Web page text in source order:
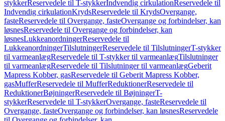
stykkerReservedele til T-stykkerIndvendig cirkulationReservedele til
Indvendig cirkulationKrydsReservedele til KrydsOvergange,
fasteReservedele til Overgange, fasteOvergange og forbindelser, kan
løsnesReservedele til Overgange og forbindelser, kan
løsnesLukkeanordningerReservedele til
LukkeanordningerTilslutningerReservedele til TilslutningerT-stykker
til varmeanlægReservedele til T-stykker til varmeanlægTilslutninger
til varmeanlægReservedele til Tilslutninger til varmeanlægGeberit
Mapress Kobber, gasReservedele til Geberit Mapress Kobber,
gasMufferReservedele til MufferReduktionerReservedele til
ReduktionerBøjningerReservedele til BøjningerT-
stykkerReservedele til T-stykkerOvergange, fasteReservedele til
Overgange, fasteOvergange og forbindelser, kan løsnesReservedele